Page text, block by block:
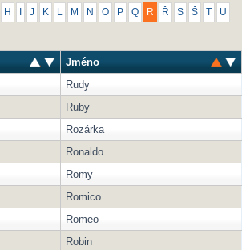
H J K L M N O P Q R Ř S Š U
Jméno
Rudy
Ruby
Rozárka
Ronaldo
Romy
Romico
Romeo
Robin